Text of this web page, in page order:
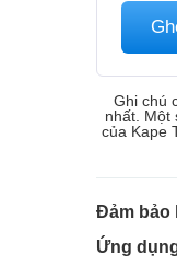
Ghi chú
nhất. Một
của Kape
Đảm bảo
Ứng